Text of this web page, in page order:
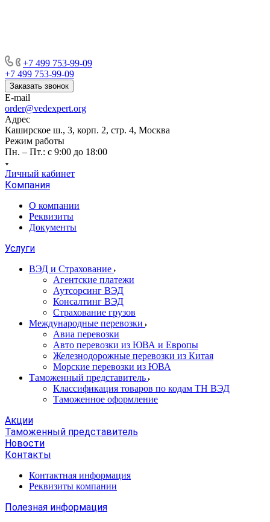
+7 499 753-99-09
+7 499 753-99-09
Заказать звонок
E-mail
order@vedexpert.org
Адрес
Каширское ш., 3, корп. 2, стр. 4, Москва
Режим работы
Пн. – Пт.: с 9:00 до 18:00
Личный кабинет
Компания
О компании
Реквизиты
Документы
Услуги
ВЭД и Страхование
Агентские платежи
Аутсорсинг ВЭД
Консалтинг ВЭД
Страхование грузов
Международные перевозки
Авиа перевозки
Авто перевозки из ЮВА и Европы
Железнодорожные перевозки из Китая
Морские перевозки из ЮВА
Таможенный представитель
Классификация товаров по кодам ТН ВЭД
Таможенное оформление
Акции
Таможенный представитель
Новости
Контакты
Контактная информация
Реквизиты компании
Полезная информация